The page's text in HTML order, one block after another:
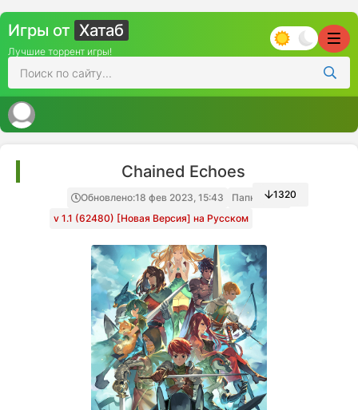
Игры от Хатаб
Лучшие торрент игры!
Chained Echoes
Обновлено:18 фев 2023, 15:43
Папка игры
v 1.1 (62480) [Новая Версия] на Русском
1320